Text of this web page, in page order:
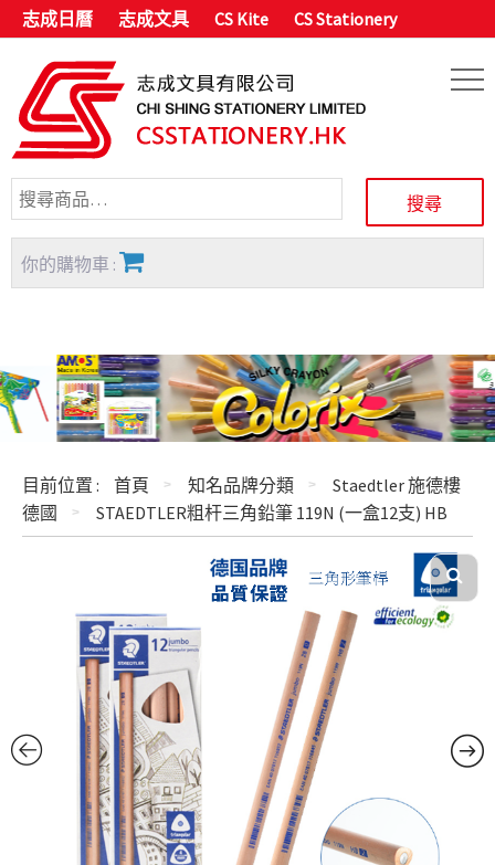
志成日曆 志成文具 CS Kite CS Stationery
你的購物車 :
目前位置 : 首頁 知名品牌分類
Staedtler 施德樓
德國
STAEDTLER粗杆三角鉛筆 119N (一盒12支) HB